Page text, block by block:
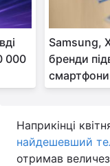
000
Samsung,
бренди
смартфони
Наприкінці
найдешевший
отримав